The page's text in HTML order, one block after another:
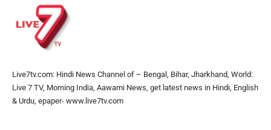
Live7tv.com: Hindi News Channel of – Bengal, Bihar, Jharkhand, World:
Live 7 TV, Morning India, Aawami News, get latest news in Hindi, English
& Urdu, epaper- www.live7tv.com